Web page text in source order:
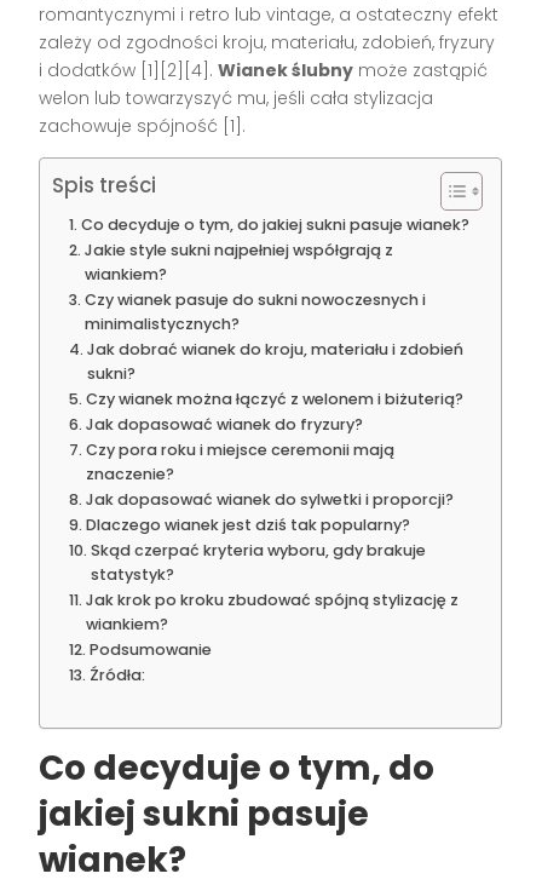
romantycznymi i retro lub vintage, a ostateczny efekt
zależy od zgodności kroju, materiału, zdobień, fryzury
i dodatków [1][2][4].Wianek ślubny może zastąpić
welon lub towarzyszyć mu, jeśli cała stylizacja
zachowuje spójność [1].
Spis treści
Co decyduje o tym, do jakiej sukni pasuje wianek?
Jakie style sukni najpełniej współgrają z
wiankiem?
Czy wianek pasuje do sukni nowoczesnych i
minimalistycznych?
Jak dobrać wianek do kroju, materiału i zdobień
sukni?
Czy wianek można łączyć z welonem i biżuterią?
Jak dopasować wianek do fryzury?
Czy pora roku i miejsce ceremonii mają
znaczenie?
Jak dopasować wianek do sylwetki i proporcji?
Dlaczego wianek jest dziś tak popularny?
Skąd czerpać kryteria wyboru, gdy brakuje
statystyk?
Jak krok po kroku zbudować spójną stylizację z
wiankiem?
Podsumowanie
Źródła:
Co decyduje o tym, do
jakiej sukni pasuje
wianek?